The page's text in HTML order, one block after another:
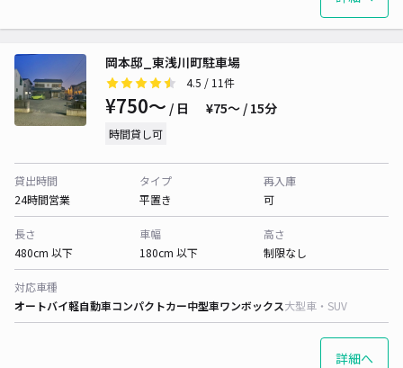
岡本邸_東浅川町駐車場
4.5 / 11件
¥750〜 / 日 ¥75〜 / 15分
時間貸し可
貸出時間
24時間営業
タイプ
平置き
再入庫
可
長さ
480cm 以下
車幅
180cm 以下
高さ
制限なし
対応車種
オートバイ軽自動車コンパクトカー中型車ワンボックス大型車・SUV
詳細へ